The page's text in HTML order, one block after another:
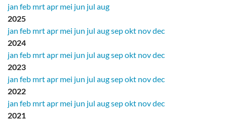
jan feb mrtapr mei jun jul aug
2025
jan feb mrtapr mei jun jul augsepokt novdec
2024
jan feb mrtapr mei jun jul augsepokt novdec
2023
jan feb mrtapr mei jun jul augsepokt novdec
2022
jan feb mrtapr mei jun jul augsepokt novdec
2021